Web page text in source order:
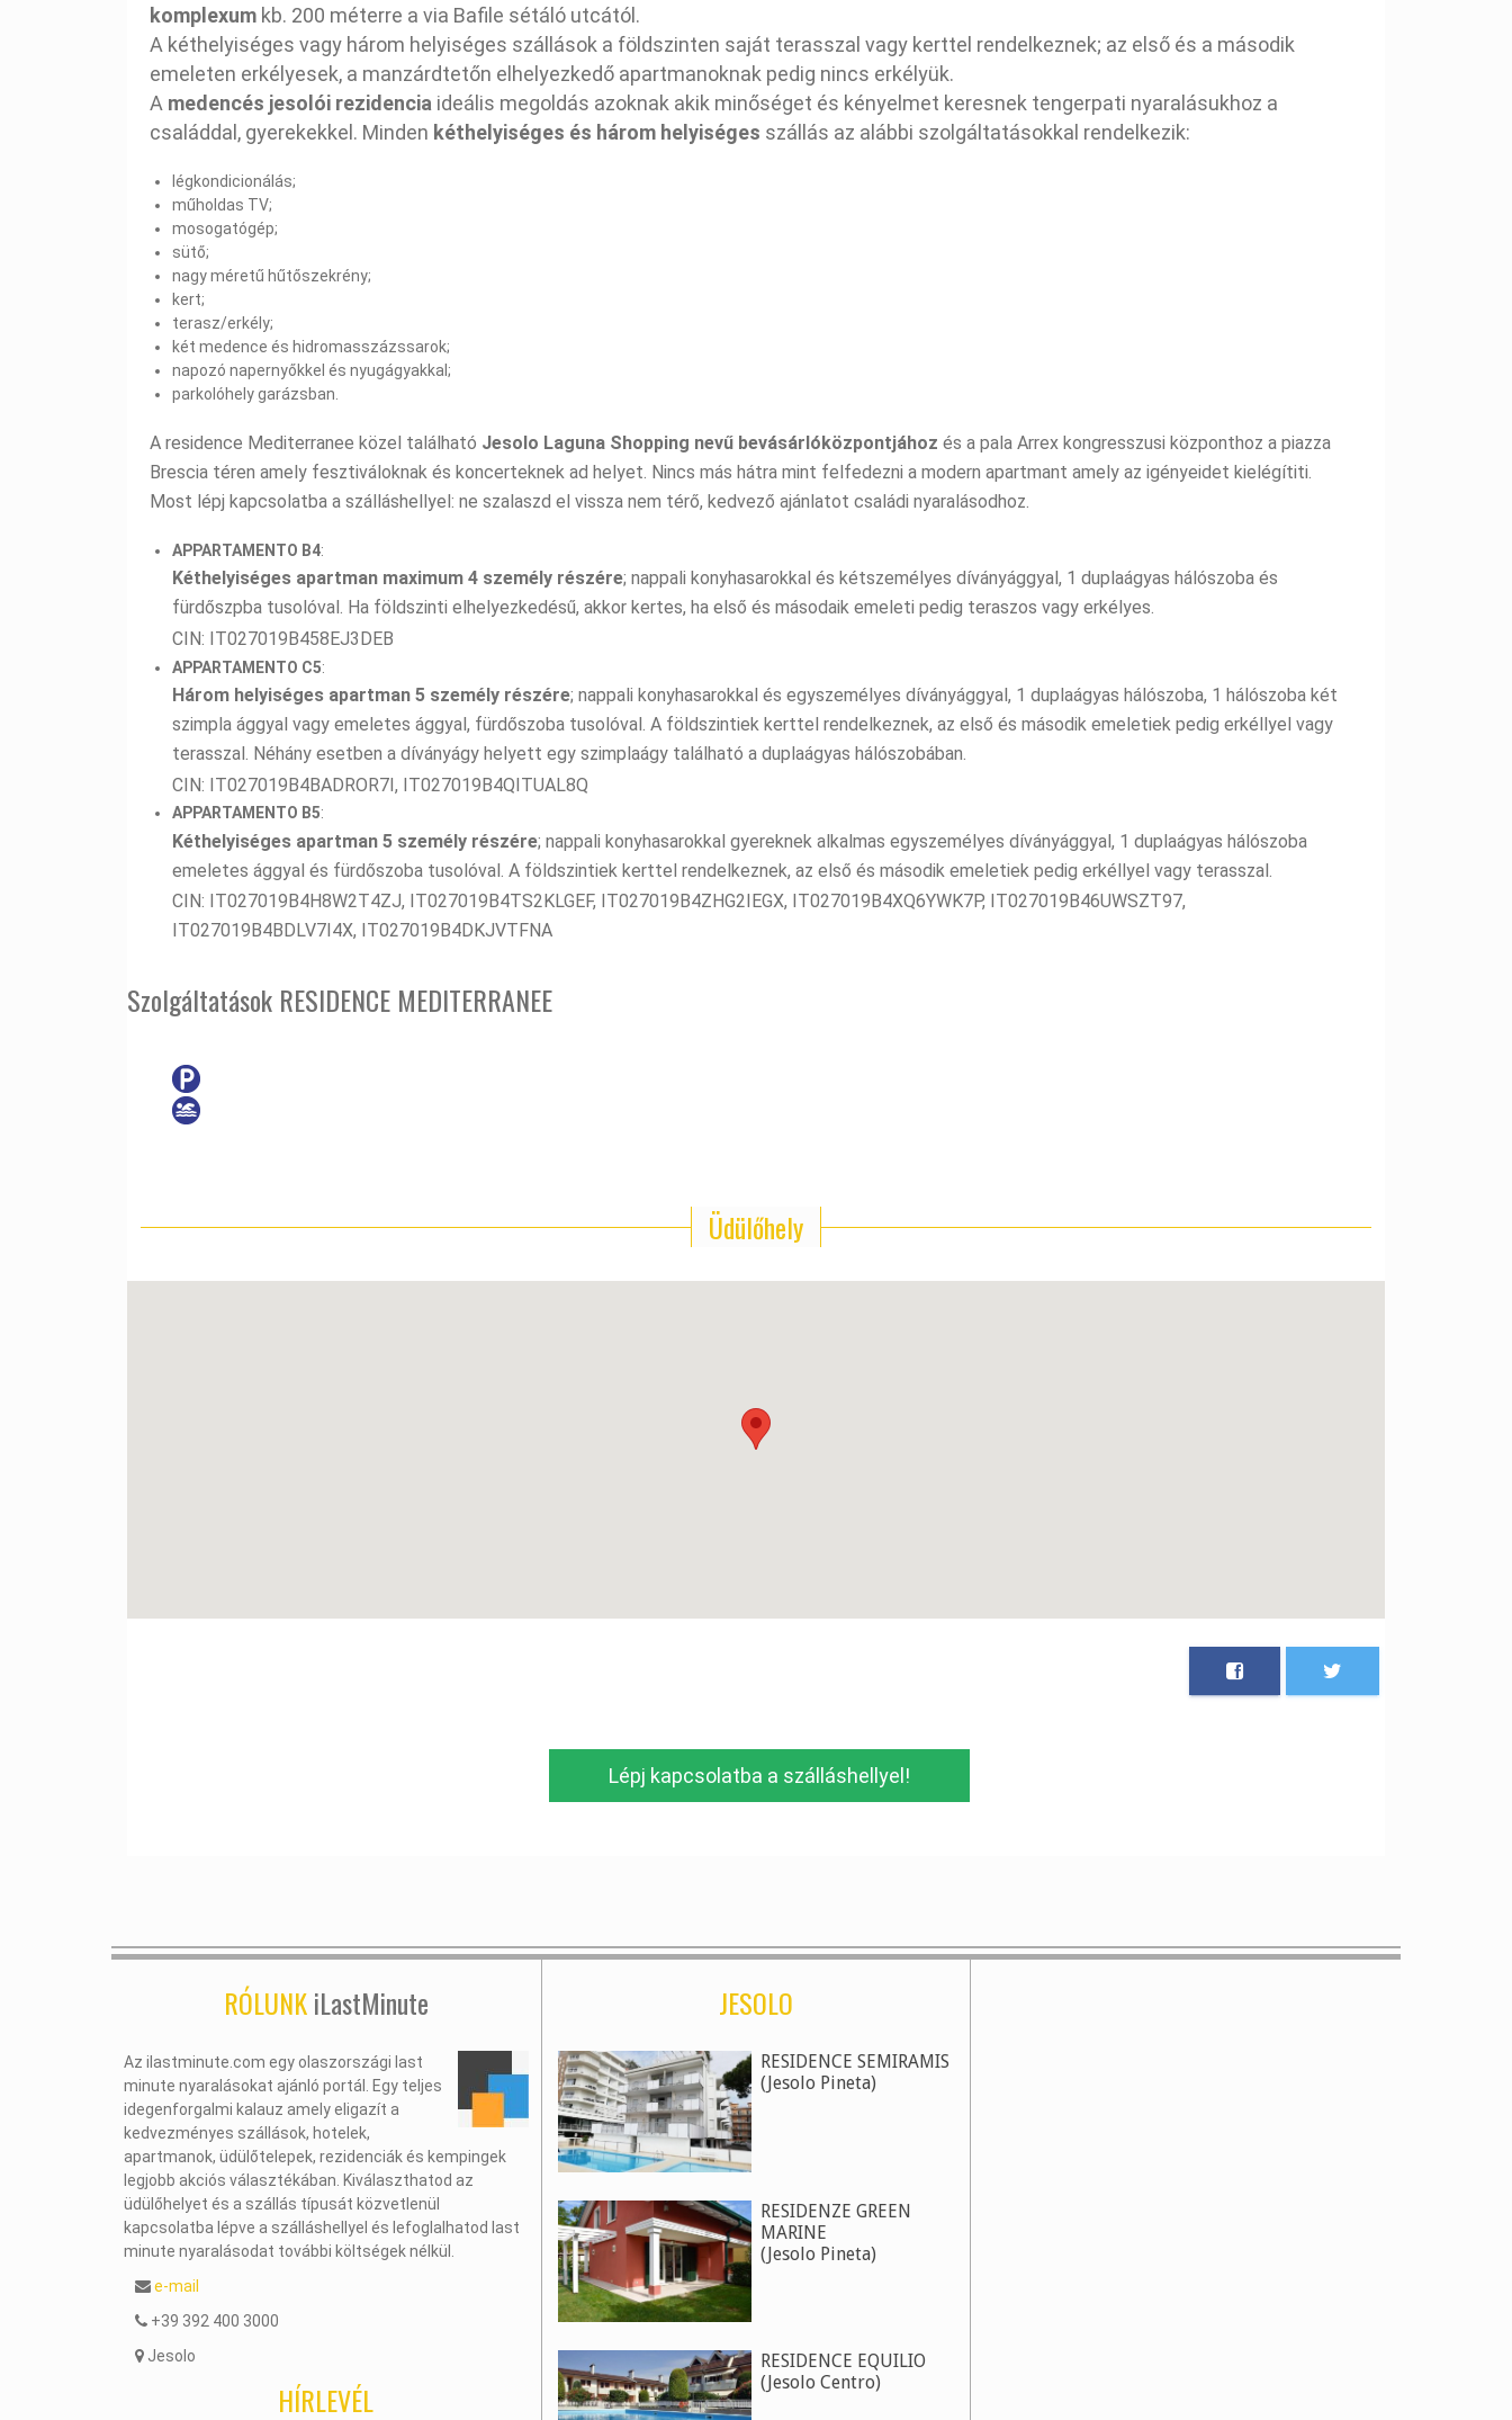
komplexum kb. 200 méterre a via Bafile sétáló utcától.
A kéthelyiséges vagy három helyiséges szállások a földszinten saját terasszal vagy kerttel rendelkeznek; az első és a második
emeleten erkélyesek, a manzárdtetőn elhelyezkedő apartmanoknak pedig nincs erkélyük.
A medencés jesolói rezidencia ideális megoldás azoknak akik minőséget és kényelmet keresnek tengerpati nyaralásukhoz a
családdal, gyerekekkel. Minden kéthelyiséges és három helyiséges szállás az alábbi szolgáltatásokkal rendelkezik:
légkondicionálás;
műholdas TV;
mosogatógép;
sütő;
nagy méretű hűtőszekrény;
kert;
terasz/erkély;
két medence és hidromasszázssarok;
napozó napernyőkkel és nyugágyakkal;
parkolóhely garázsban.
A residence Mediterranee közel található Jesolo Laguna Shopping nevű bevásárlóközpontjához és a pala Arrex kongresszusi központhoz a piazza
Brescia téren amely fesztiváloknak és koncerteknek ad helyet. Nincs más hátra mint felfedezni a modern apartmant amely az igényeidet kielégítiti.
Most lépj kapcsolatba a szálláshellyel: ne szalaszd el vissza nem térő, kedvező ajánlatot családi nyaralásodhoz.
APPARTAMENTO B4:
Kéthelyiséges apartman maximum 4 személy részére; nappali konyhasarokkal és kétszemélyes díványággyal, 1 duplaágyas hálószoba és
fürdőszpba tusolóval. Ha földszinti elhelyezkedésű, akkor kertes, ha első és másodaik emeleti pedig teraszos vagy erkélyes.
CIN: IT027019B458EJ3DEB
APPARTAMENTO C5:
Három helyiséges apartman 5 személy részére; nappali konyhasarokkal és egyszemélyes díványággyal, 1 duplaágyas hálószoba, 1 hálószoba két
szimpla ággyal vagy emeletes ággyal, fürdőszoba tusolóval. A földszintiek kerttel rendelkeznek, az első és második emeletiek pedig erkéllyel vagy
terasszal. Néhány esetben a díványágy helyett egy szimplaágy található a duplaágyas hálószobában.
CIN: IT027019B4BADROR7I, IT027019B4QITUAL8Q
APPARTAMENTO B5:
Kéthelyiséges apartman 5 személy részére; nappali konyhasarokkal gyereknek alkalmas egyszemélyes díványággyal, 1 duplaágyas hálószoba
emeletes ággyal és fürdőszoba tusolóval. A földszintiek kerttel rendelkeznek, az első és második emeletiek pedig erkéllyel vagy terasszal.
CIN: IT027019B4H8W2T4ZJ, IT027019B4TS2KLGEF, IT027019B4ZHG2IEGX, IT027019B4XQ6YWK7P, IT027019B46UWSZT97,
IT027019B4BDLV7I4X, IT027019B4DKJVTFNA
Szolgáltatások RESIDENCE MEDITERRANEE
Üdülőhely
Lépj kapcsolatba a szálláshellyel!
RÓLUNKiLastMinute
Az ilastminute.com egy olaszországi last
minute nyaralásokat ajánló portál. Egy teljes
idegenforgalmi kalauz amely eligazít a
kedvezményes szállások, hotelek,
apartmanok, üdülőtelepek, rezidenciák és kempingek
legjobb akciós választékában. Kiválaszthatod az
üdülőhelyet és a szállás típusát közvetlenül
kapcsolatba lépve a szálláshellyel és lefoglalhatod last
minute nyaralásodat további költségek nélkül.
e-mail
+39 392 400 3000
Jesolo
HÍRLEVÉL
JESOLO
RESIDENCE SEMIRAMIS
(Jesolo Pineta)
RESIDENZE GREEN
MARINE
(Jesolo Pineta)
RESIDENCE EQUILIO
(Jesolo Centro)